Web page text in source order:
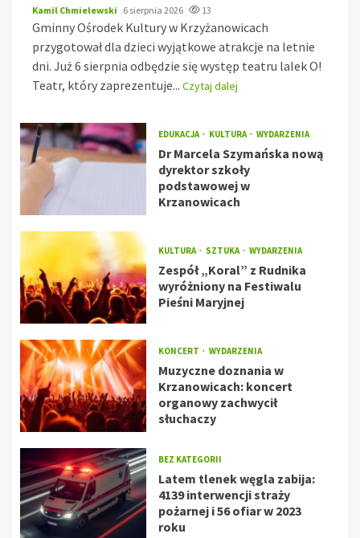
Kamil Chmielewski 6 sierpnia 2026 13
Gminny Ośrodek Kultury w Krzyżanowicach
przygotował dla dzieci wyjątkowe atrakcje na letnie
dni. Już 6 sierpnia odbędzie się występ teatru lalek O!
Teatr, który zaprezentuje... Czytaj dalej
EDUKACJA KULTURA WYDARZENIA
Dr Marcela Szymańska nową
dyrektor szkoły
podstawowej w
Krzanowicach
KULTURA SZTUKA WYDARZENIA
Zespół „Koral” z Rudnika
wyróżniony na Festiwalu
Pieśni Maryjnej
KONCERT WYDARZENIA
Muzyczne doznania w
Krzanowicach: koncert
organowy zachwycił
słuchaczy
BEZ KATEGORII
Latem tlenek węgla zabija:
4139 interwencji straży
pożarnej i 56 ofiar w 2023
roku